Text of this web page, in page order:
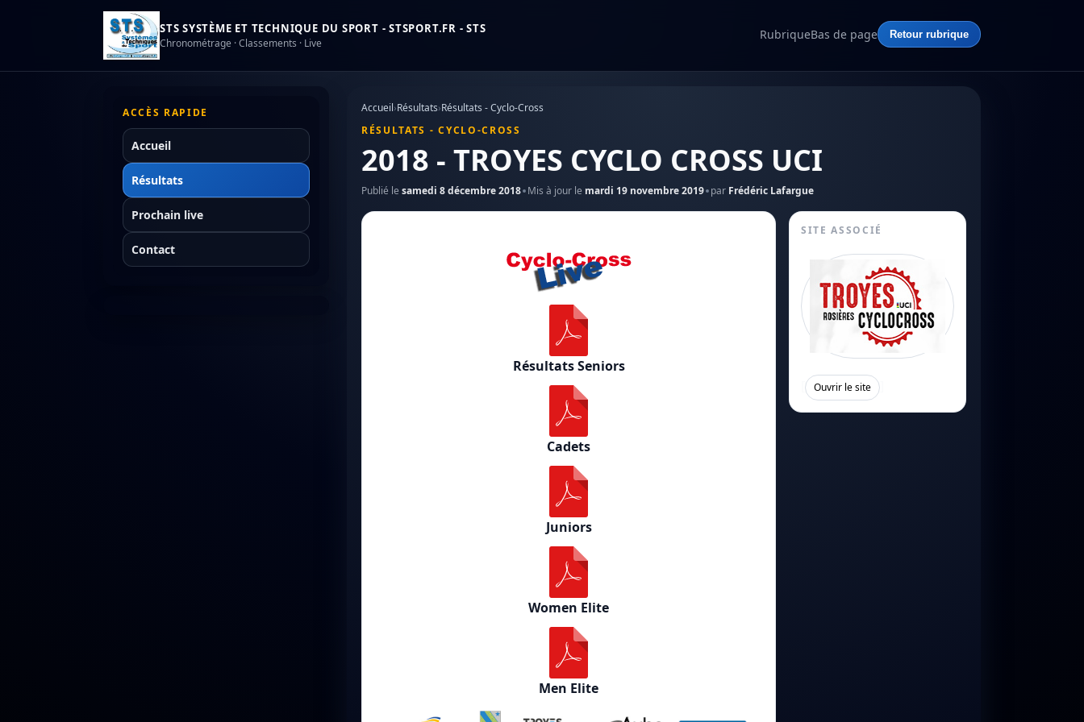
STS SYSTÈME ET TECHNIQUE DU SPORT - STSPORT.FR - STS
Chronométrage · Classements · Live
RubriqueBas de page Retour rubrique
ACCÈS RAPIDE
Accueil
Résultats
Prochain live
Contact
Accueil›Résultats›Résultats - Cyclo-Cross
RÉSULTATS - CYCLO-CROSS
2018 - TROYES CYCLO CROSS UCI
Publié le samedi 8 décembre 2018 Mis à jour le mardi 19 novembre 2019 par Frédéric Lafargue
Résultats Seniors
Cadets
Juniors
Women Elite
Men Elite
SITE ASSOCIÉ
Ouvrir le site